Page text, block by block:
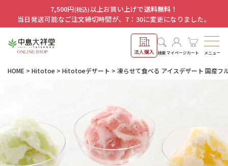
7,500円(税込)以上お買い上げで送料無料！
当日発送可能なご注文締切時間が、7：30に変更になりました。
法人購入 検索マイページカート メニュー
HOME Hitotoe Hitotoeデザート 凍らせて食べる アイスデザート 国産フ